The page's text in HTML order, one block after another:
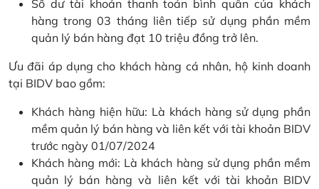
Số dư tài khoản thanh toán bình quân của khách
hàng trong 03 tháng liên tiếp sử dụng phần mềm
quản lý bán hàng đạt 10 triệu đồng trở lên.
Ưu đãi áp dụng cho khách hàng cá nhân, hộ kinh doanh
tại BIDV bao gồm:
Khách hàng hiện hữu: Là khách hàng sử dụng phần
mềm quản lý bán hàng và liên kết với tài khoản BIDV
trước ngày 01/07/2024
Khách hàng mới: Là khách hàng sử dụng phần mềm
quản lý bán hàng và liên kết với tài khoản BIDV